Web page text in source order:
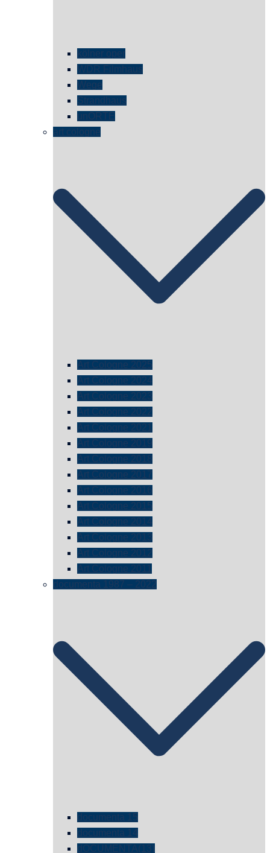
kölner oper
WDR Filmhaus
Wege
Strandhaus
unORTE
art cologne
Art Cologne 2025
Art Cologne 2024
Art Cologne 2023
Art Cologne 2022
Art Cologne 2021
Art Cologne 2019
Art Cologne 2018
Art Cologne 2017
Art Cologne 2016
Art Cologne 2015
Art Cologne 2014
Art Cologne 2013
Art Cologne 2012
Art Cologne 2011
documenta 1987 – 2022
documenta 15
documenta 14
dOCUMENTA(13)